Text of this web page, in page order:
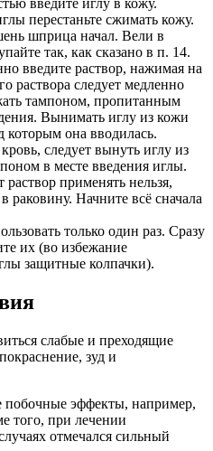
перестаньте сжимать кожу.
шприца начал. Вели в
так, как сказано в п. 14.
введите раствор, нажимая на
раствора следует медленно
тампоном, пропитанным
Вынимать иглу из кожи
которым она вводилась.
следует вынуть иглу из
в месте введения иглы.
применять нельзя,
Начните всё сначала
только один раз. Сразу
их (во избежание
защитные колпачки).
слабые и преходящие
зуд и
побочные эффекты, например,
того, при лечении
отмечался сильный